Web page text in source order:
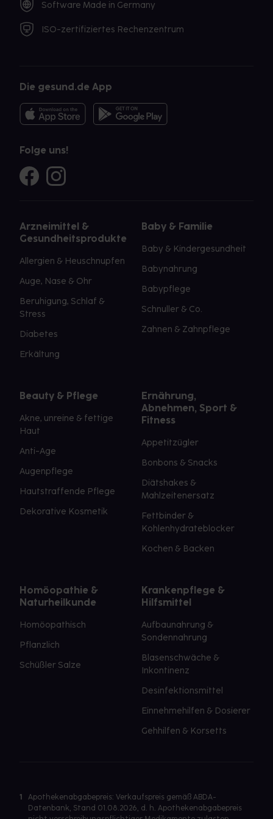
Software Made in Germany
ISO-zertifiziertes Rechenzentrum
Die gesund.de App
Folge uns!
Arzneimittel &
Gesundheitsprodukte
Allergien & Heuschnupfen
Auge, Nase & Ohr
Beruhigung, Schlaf &
Stress
Diabetes
Erkältung
Baby & Familie
Baby & Kindergesundheit
Babynahrung
Babypflege
Schnuller & Co.
Zahnen & Zahnpflege
Beauty & Pflege
Akne, unreine & fettige
Haut
Anti-Age
Augenpflege
Hautstraffende Pflege
Dekorative Kosmetik
Ernährung,
Abnehmen, Sport &
Fitness
Appetitzügler
Bonbons & Snacks
Diätshakes &
Mahlzeitenersatz
Fettbinder &
Kohlenhydrateblocker
Kochen & Backen
Homöopathie &
Naturheilkunde
Homöopathisch
Pflanzlich
Schüßler Salze
Krankenpflege &
Hilfsmittel
Aufbaunahrung &
Sondennahrung
Blasenschwäche &
Inkontinenz
Desinfektionsmittel
Einnehmehilfen & Dosierer
Gehhilfen & Korsetts
1
Apothekenabgabepreis: Verkaufspreis gemäß ABDA-
Datenbank, Stand 01.08.2026, d. h. Apothekenabgabepreis